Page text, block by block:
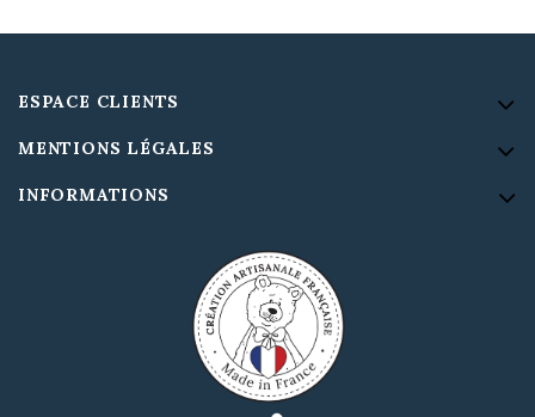
ESPACE CLIENTS
MENTIONS LÉGALES
INFORMATIONS